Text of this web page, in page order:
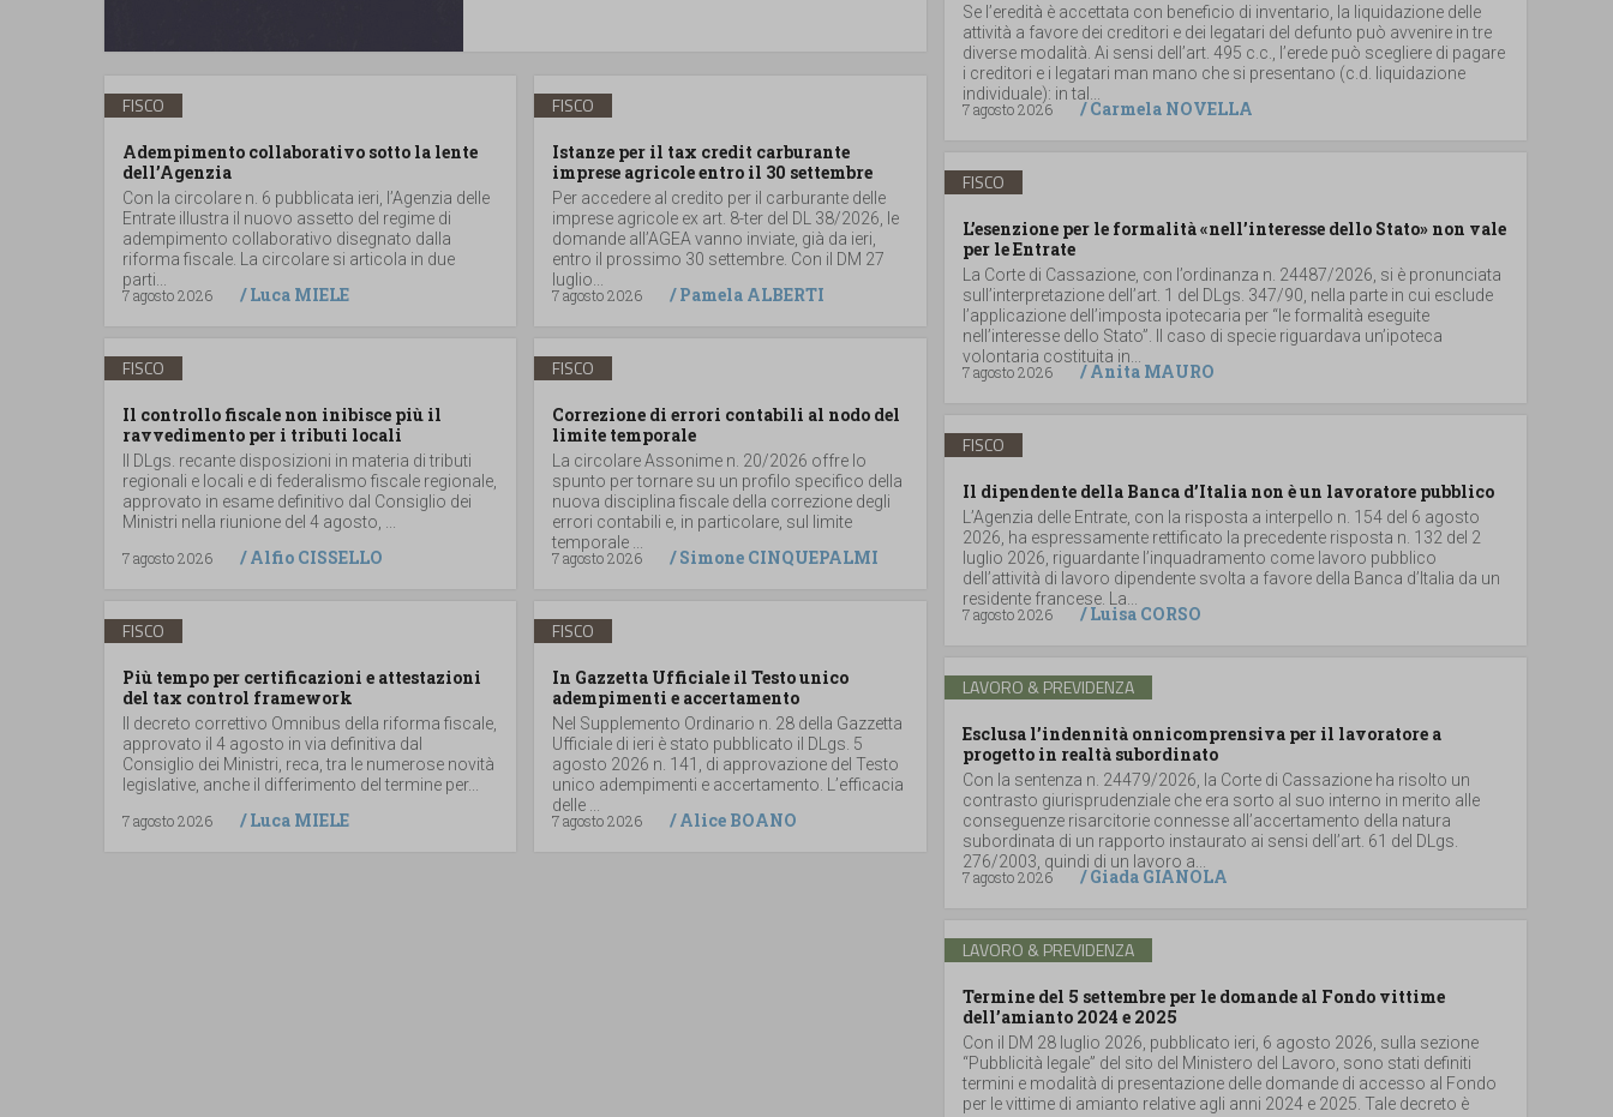
FISCO
Adempimento collaborativo sotto la lente
dell’Agenzia
Con la circolare n. 6 pubblicata ieri, l’Agenzia delle
Entrate illustra il nuovo assetto del regime di
adempimento collaborativo disegnato dalla
riforma fiscale. La circolare si articola in due
parti...
7 agosto 2026
/Luca MIELE
FISCO
Il controllo fiscale non inibisce più il
ravvedimento per i tributi locali
Il DLgs. recante disposizioni in materia di tributi
regionali e locali e di federalismo fiscale regionale,
approvato in esame definitivo dal Consiglio dei
Ministri nella riunione del 4 agosto, ...
7 agosto 2026
/Alfio CISSELLO
FISCO
Più tempo per certificazioni e attestazioni
del tax control framework
Il decreto correttivo Omnibus della riforma fiscale,
approvato il 4 agosto in via definitiva dal
Consiglio dei Ministri, reca, tra le numerose novità
legislative, anche il differimento del termine per...
7 agosto 2026
/Luca MIELE
FISCO
Istanze per il tax credit carburante
imprese agricole entro il 30 settembre
Per accedere al credito per il carburante delle
imprese agricole ex art. 8-ter del DL 38/2026, le
domande all’AGEA vanno inviate, già da ieri,
entro il prossimo 30 settembre. Con il DM 27
luglio...
7 agosto 2026
/Pamela ALBERTI
FISCO
Correzione di errori contabili al nodo del
limite temporale
La circolare Assonime n. 20/2026 offre lo
spunto per tornare su un profilo specifico della
nuova disciplina fiscale della correzione degli
errori contabili e, in particolare, sul limite
temporale ...
7 agosto 2026
/Simone CINQUEPALMI
FISCO
In Gazzetta Ufficiale il Testo unico
adempimenti e accertamento
Nel Supplemento Ordinario n. 28 della Gazzetta
Ufficiale di ieri è stato pubblicato il DLgs. 5
agosto 2026 n. 141, di approvazione del Testo
unico adempimenti e accertamento. L’efficacia
delle ...
7 agosto 2026
/Alice BOANO
Se l’eredità è accettata con beneficio di inventario, la liquidazione delle
attività a favore dei creditori e dei legatari del defunto può avvenire in tre
diverse modalità. Ai sensi dell’art. 495 c.c., l’erede può scegliere di pagare
i creditori e i legatari man mano che si presentano (c.d. liquidazione
individuale): in tal...
7 agosto 2026
/Carmela NOVELLA
FISCO
L’esenzione per le formalità «nell’interesse dello Stato» non vale
per le Entrate
La Corte di Cassazione, con l’ordinanza n. 24487/2026, si è pronunciata
sull’interpretazione dell’art. 1 del DLgs. 347/90, nella parte in cui esclude
l’applicazione dell’imposta ipotecaria per “le formalità eseguite
nell’interesse dello Stato”. Il caso di specie riguardava un’ipoteca
volontaria costituita in...
7 agosto 2026
/Anita MAURO
FISCO
Il dipendente della Banca d’Italia non è un lavoratore pubblico
L’Agenzia delle Entrate, con la risposta a interpello n. 154 del 6 agosto
2026, ha espressamente rettificato la precedente risposta n. 132 del 2
luglio 2026, riguardante l’inquadramento come lavoro pubblico
dell’attività di lavoro dipendente svolta a favore della Banca d’Italia da un
residente francese. La...
7 agosto 2026
/Luisa CORSO
LAVORO & PREVIDENZA
Esclusa l’indennità onnicomprensiva per il lavoratore a
progetto in realtà subordinato
Con la sentenza n. 24479/2026, la Corte di Cassazione ha risolto un
contrasto giurisprudenziale che era sorto al suo interno in merito alle
conseguenze risarcitorie connesse all’accertamento della natura
subordinata di un rapporto instaurato ai sensi dell’art. 61 del DLgs.
276/2003, quindi di un lavoro a...
7 agosto 2026
/Giada GIANOLA
LAVORO & PREVIDENZA
Termine del 5 settembre per le domande al Fondo vittime
dell’amianto 2024 e 2025
Con il DM 28 luglio 2026, pubblicato ieri, 6 agosto 2026, sulla sezione
“Pubblicità legale” del sito del Ministero del Lavoro, sono stati definiti
termini e modalità di presentazione delle domande di accesso al Fondo
per le vittime di amianto relative agli anni 2024 e 2025. Tale decreto è